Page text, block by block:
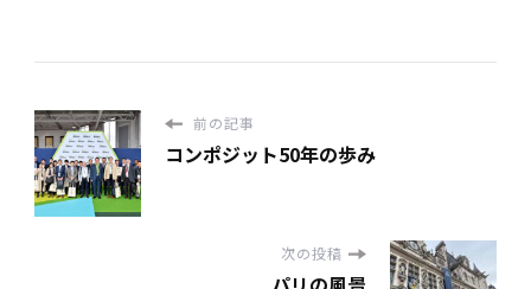
前の記事
コンポジット50年の歩み
次の投稿